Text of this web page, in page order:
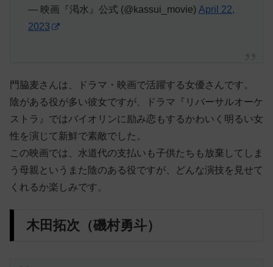
— 映画『渇水』公式 (@kassui_movie) April 22,
2023
門脇麦さんは、ドラマ・映画で活躍する女優さんです。
陰がある役が多い彼女ですが、ドラマ『リバーサルオーケ
ストラ』ではバイオリンに励み恋もするかわいく明るい女
性を演じて新鮮で素敵でした。
この映画では、水道代の支払いも子供たちも放棄してしま
う母親というまた陰のある役ですが、どんな演技を見せて
くれるか楽しみです。
木田拓次（磯村勇斗）